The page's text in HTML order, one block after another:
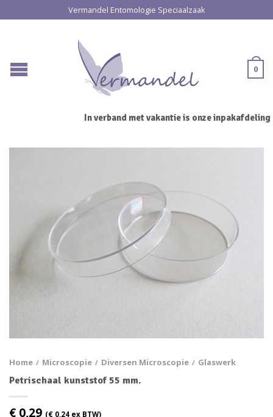
Vermandel Entomologie Speciaalzaak
0
In verband met vakantie is onze inpakafdeling
Home / Microscopie / Diversen Microscopie / Glaswerk
Petrischaal kunststof 55 mm.
€ 0,29 (€ 0,24 ex BTW)